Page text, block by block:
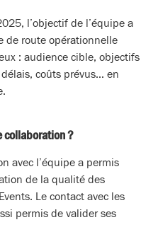
l’objectif de l’équipe a
de route opérationnelle
: audience cible, objectifs
coûts prévus… en
collaboration ?
avec l’équipe a permis
de la qualité des
Le contact avec les
permis de valider ses